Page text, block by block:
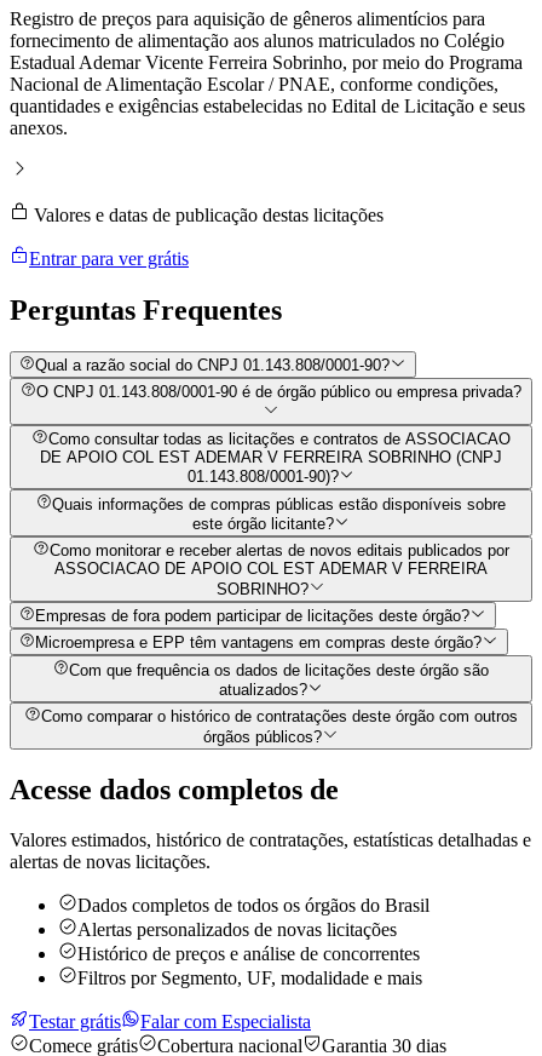
Registro de preços para aquisição de gêneros alimentícios para
fornecimento de alimentação aos alunos matriculados no Colégio
Estadual Ademar Vicente Ferreira Sobrinho, por meio do Programa
Nacional de Alimentação Escolar / PNAE, conforme condições,
quantidades e exigências estabelecidas no Edital de Licitação e seus
anexos.
Valores e datas de publicação destas licitações
Entrar para ver grátis
Perguntas Frequentes
Qual a razão social do CNPJ 01.143.808/0001-90?
O CNPJ 01.143.808/0001-90 é de órgão público ou empresa privada?
Como consultar todas as licitações e contratos de ASSOCIACAO
DE APOIO COL EST ADEMAR V FERREIRA SOBRINHO (CNPJ
01.143.808/0001-90)?
Quais informações de compras públicas estão disponíveis sobre
este órgão licitante?
Como monitorar e receber alertas de novos editais publicados por
ASSOCIACAO DE APOIO COL EST ADEMAR V FERREIRA
SOBRINHO?
Empresas de fora podem participar de licitações deste órgão?
Microempresa e EPP têm vantagens em compras deste órgão?
Com que frequência os dados de licitações deste órgão são
atualizados?
Como comparar o histórico de contratações deste órgão com outros
órgãos públicos?
Acesse dados completos de
Valores estimados, histórico de contratações, estatísticas detalhadas e
alertas de novas licitações.
Dados completos de todos os órgãos do Brasil
Alertas personalizados de novas licitações
Histórico de preços e análise de concorrentes
Filtros por Segmento, UF, modalidade e mais
Testar grátis
Falar com Especialista
Comece grátis
Cobertura nacional Garantia 30 dias